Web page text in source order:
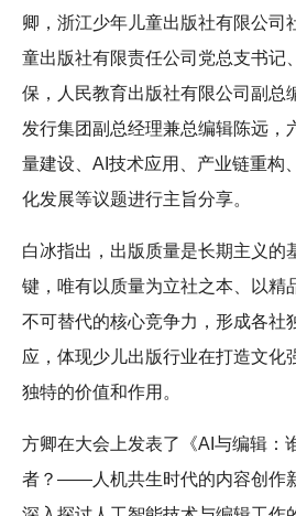
卿，浙江少年儿童出版社有限公司
童出版社有限责任公司党总支书记
保，人民教育出版社有限公司副总
发行集团副总经理兼总编辑陈远，
量建设、AI技术应用、产业链重构
化发展等议题进行主旨分享。
白冰指出，出版质量是长期主义的
键，唯有以质量为立社之本、以精
不可替代的核心竞争力，形成各社
应，体现少儿出版行业在打造文化
独特的价值和作用。
方卿在大会上发表了《AI与编辑：
者？——人机共生时代的内容创作